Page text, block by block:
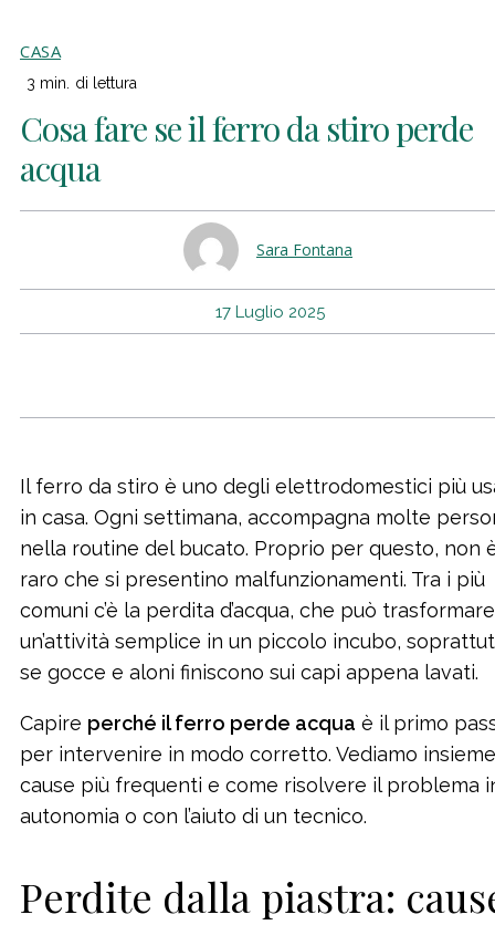
CASA
3 min. di lettura
Cosa fare se il ferro da stiro perde
acqua
Sara Fontana
17 Luglio 2025
Il ferro da stiro è uno degli elettrodomestici più
in casa. Ogni settimana, accompagna molte
nella routine del bucato. Proprio per questo, non
raro che si presentino malfunzionamenti. Tra i più
comuni c’è la perdita d’acqua, che può trasformare
un’attività semplice in un piccolo incubo,
se gocce e aloni finiscono sui capi appena lavati.
Capire perché il ferro perde acqua è il primo
per intervenire in modo corretto. Vediamo
cause più frequenti e come risolvere il problema
autonomia o con l’aiuto di un tecnico.
Perdite dalla piastra: